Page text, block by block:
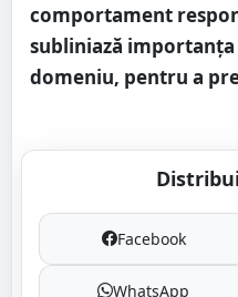
comportament
subliniază
domeniu, pentru a
Facebook
WhatsApp